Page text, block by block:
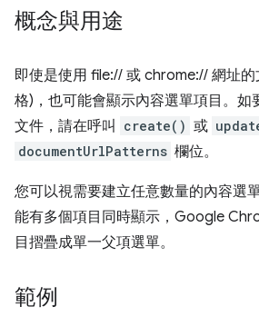
概念與用途
即使是使用 file:// 或 chrome:// 網址
格)，也可能會顯示內容選單項目。如
文件，請在呼叫
create() 或
documentUrlPatterns 欄位。
您可以視需要建立任意數量的內容選
能有多個項目同時顯示，Google
目摺疊成單一父項選單。
範例